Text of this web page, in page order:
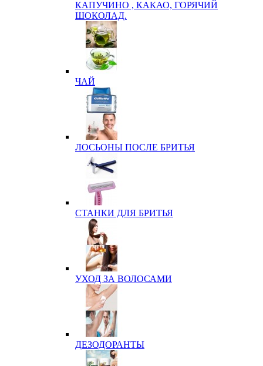
КАПУЧИНО , КАКАО, ГОРЯЧИЙ
ШОКОЛАД.
ЧАЙ
ЛОСЬОНЫ ПОСЛЕ БРИТЬЯ
СТАНКИ ДЛЯ БРИТЬЯ
УХОД ЗА ВОЛОСАМИ
ДЕЗОДОРАНТЫ